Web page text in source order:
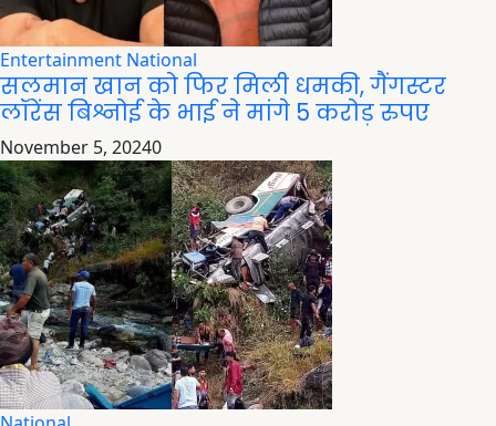
Entertainment National
सलमान खान को फिर मिली धमकी, गैंगस्टर
लॉरेंस बिश्नोई के भाई ने मांगे 5 करोड़ रुपए
November 5, 20240